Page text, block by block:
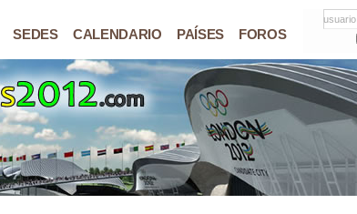
SEDES CALENDARIO PAÍSES FOROS